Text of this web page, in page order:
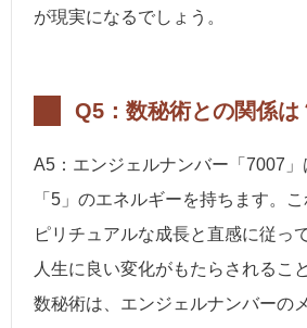
が現実になるでしょう。
Q5：数秘術との関係は
A5：エンジェルナンバー「7007
「5」のエネルギーを持ちます。
ピリチュアルな成長と直感に従っ
人生に良い変化がもたらされるこ
数秘術は、エンジェルナンバーの